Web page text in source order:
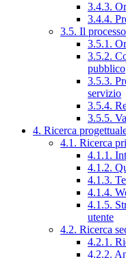
3.4.3.
3.4.4.
3.5. Il
3.5.1.
3.5.2.
pubblico
3.5.3.
servizio
3.5.4.
3.5.5.
4. Ricerca
4.1. Ricerca
4.1.1.
4.1.2.
4.1.3.
4.1.4.
4.1.5.
utente
4.2. Ricerca
4.2.1.
4.2.2.